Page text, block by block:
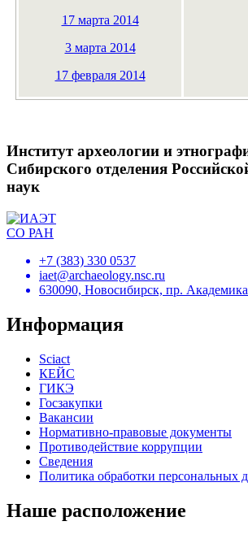
17 марта 2014
3 марта 2014
17 февраля 2014
Институт археологии и
Сибирского отделения
наук
+7 (383) 330 0537
iaet@archaeology.nsc.ru
630090, Новосибирск, пр.
Информация
Sciact
КЕЙС
ГИКЭ
Госзакупки
Вакансии
Нормативно-правовые документы
Противодействие коррупции
Сведения
Политика обработки персональных
Наше расположение